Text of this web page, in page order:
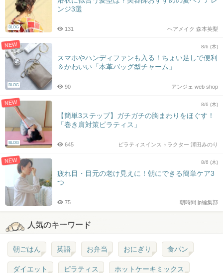
BLOG
ンジ3選
ヘアメイク 森本英梨
131
NEW
BLOG
8/6 (木)
スマホやハンディファンも入る！ちょい足しで便利
＆かわいい「本革バッグ型チャーム」
アンジェ web shop
90
NEW
BLOG
8/6 (木)
【簡単3ステップ】ガチガチの胸まわりをほぐす！
「巻き肩対策ピラティス」
ピラティスインストラクター 澤田みのり
645
NEW 8/6 (木)
疲れ目・目元の老け見えに！朝にできる簡単ケア3
つ
朝時間.jp編集部
75
人気のキーワード
朝ごはん 英語 お弁当 おにぎり 食パン
ダイエット ピラティス ホットケーキミックス